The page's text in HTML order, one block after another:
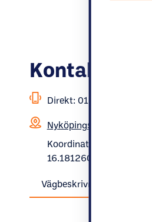
Kontakt
Direkt: 011-601 76
Nyköpingsvägen 21, 616
Koordinater:
16.18126022617901
Vägbeskrivning